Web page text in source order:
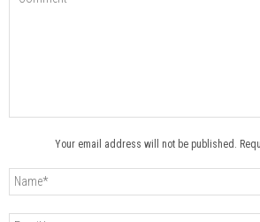
Your email address will not be published.